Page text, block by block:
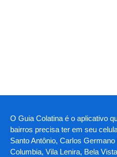
O Guia Colatina é o aplicativo
bairros precisa ter em seu
Santo Antônio, Carlos
Columbia, Vila Lenira, Bela